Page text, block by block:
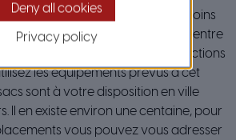
laissant son chien faire ses besoins
à une amende comprise entre
de récidive. Ramassez les déjections
les équipements prévus à cet
sont à votre disposition en ville
Il en existe environ une centaine, pour
vous pouvez vous adresser
Deny all cookies
Privacy policy